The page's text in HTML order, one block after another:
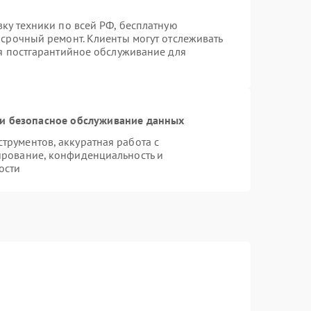
техники по всей РФ, бесплатную
ремонт. Клиенты могут отслеживать
постгарантийное обслуживание для
обслуживание данных
аккуратная работа с
конфиденциальность и